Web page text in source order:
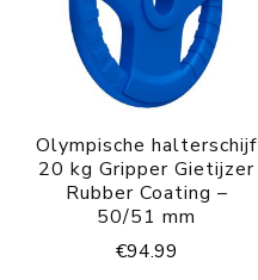
Olympische halterschijf
20 kg Gripper Gietijzer
Rubber Coating –
50/51 mm
€94.99